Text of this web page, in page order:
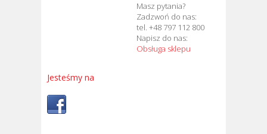
Masz pytania?
Zadzwoń do nas:
tel. +48 797 112 800
Napisz do nas:
Obsługa sklepu
Jesteśmy na